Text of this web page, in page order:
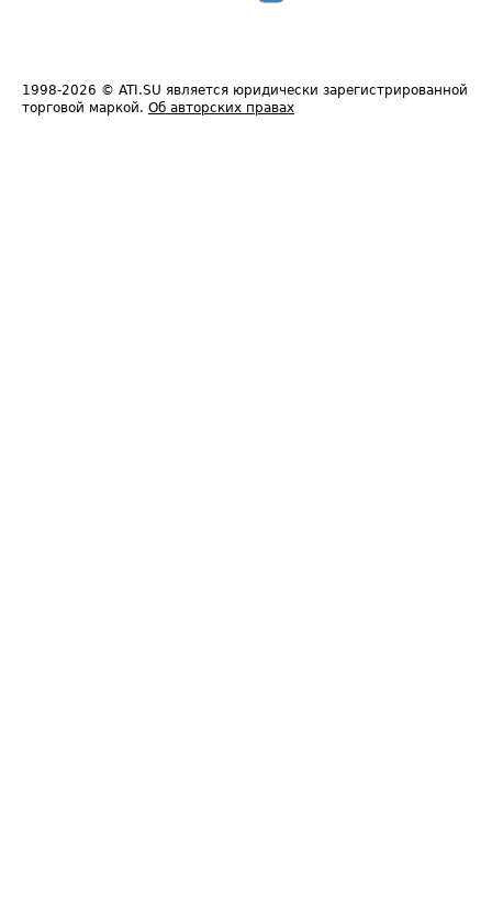
1998-2026 © ATI.SU является юридически зарегистрированной
торговой маркой. Об авторских правах